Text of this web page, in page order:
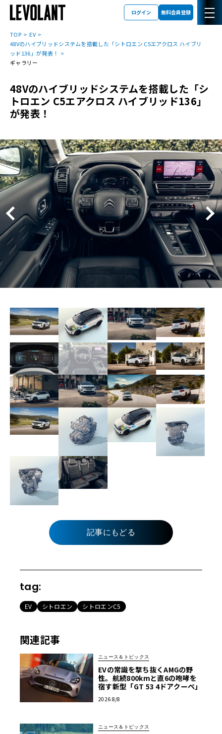
ログイン 無料会員登録
TOP
EV
48Vのハイブリッドシステムを搭載した「シトロエン C5エアクロス ハイブリ
ッド136」が発表！
ギャラリー
48Vのハイブリッドシステムを搭載した「シ
トロエン C5エアクロス ハイブリッド136」
が発表！
記事にもどる
tag:
EV シトロエン シトロエンC5
関連記事
ニュース＆トピックス
EVの常識を撃ち抜くAMGの野
性。航続800kmと直6の咆哮を
宿す新型「GT 53 4ドアクーペ」
2026 8/8
ニュース＆トピックス